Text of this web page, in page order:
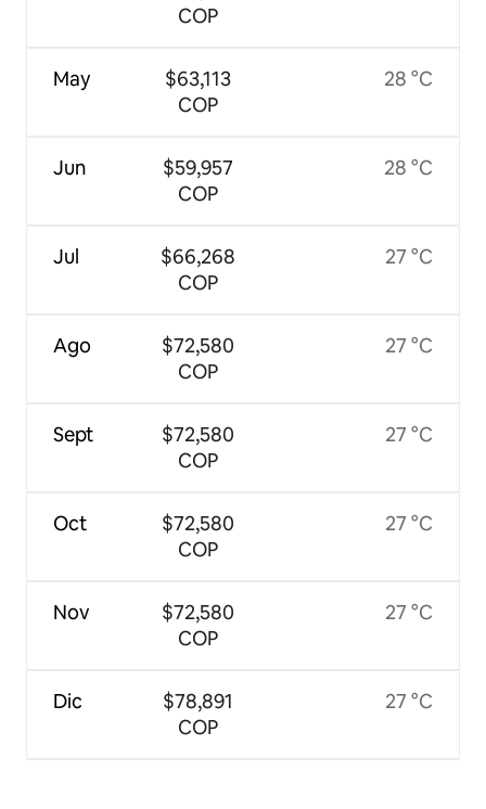
May
Jun
Jul
Ago
Sept
Oct
Nov
Dic
COP
$63,113
COP
$59,957
COP
$66,268
COP
$72,580
COP
$72,580
COP
$72,580
COP
$72,580
COP
$78,891
COP
28 °C
28 °C
27 °C
27 °C
27 °C
27 °C
27 °C
27 °C